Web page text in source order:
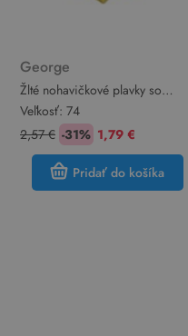
George
Žlté nohavičkové plavky so
slniečkom a nápisom George
Veľkosť: 74
2,57 € -31% 1,79 €
Pridať do košíka